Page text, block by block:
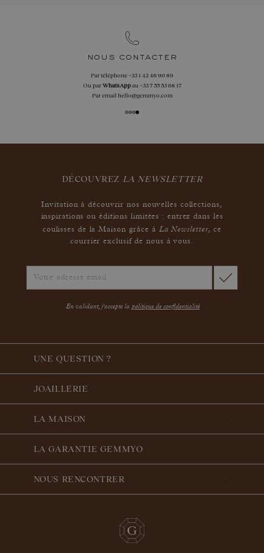
nous contacter
Par téléphone+33 1 42 46 90 89
Ou parWhatsAppau+33 7 55 53 68 17
Par email hello@gemmyo.com
DÉCOUVREZ LA NEWSLETTER
Invitation à découvrir nos nouvelles collections,
inspirations ou éditions limitées : entrez dans les
coulisses de la Maison grâce à La Newsletter,ce
courrier exclusif de nous à vous.
En validant, j'accepte la politique de confidentialité
UNE QUESTION ?
JOAILLERIE
LA MAISON
LA GARANTIE GEMMYO
NOUS RENCONTRER